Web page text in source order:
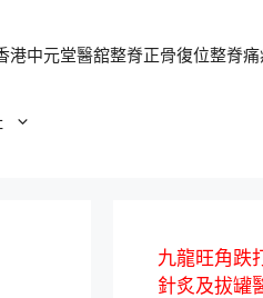
港中元堂醫舘整脊正骨復位整脊
九龍旺角跌
針炙及拔罐